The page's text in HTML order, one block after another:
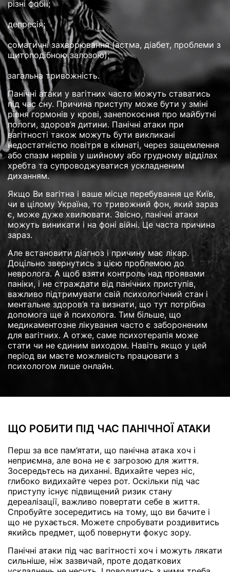
різні фобії;
депресія;
соматичні захворювання (астма, діабет, проблеми з
щитоподібною залозою);
загальна тривожність.
Панічні атаки у вагітних часто можуть ставатись
під час сну. Причина приступу може бути у зміні
рівня гормонів у крові, занепокоєння про майбутні
пологи, здоров’я дитини. Панічні атаки при
вагітності також можуть бути викликані
недостатністю повітря в кімнаті, через защемлення
або спазм нервів у шийному або грудному відділах
хребта та супроводжуватися ускладненим
диханням.
Якщо Ви вагітна і ваше місце перебування це Київ,
чи в цілому Україна, то тривожний фон, який зараз
є, може дуже хвилювати. Звісно, панічні атаки
можуть виникати і на фоні війні. Це часта причина
зараз.
Але встановити діагноз і причину має лікар.
Доцільно звернутись з цією проблемою до
невролога. А щоб взяти контроль над проявами
паніки, і не страждати від панічних приступів,
важливо підтримувати свій психологічний стан і
ментальне здоров’я та визнати, що тут потрібна
допомога ще й психолога. Тим більше, що
медикаментозне лікування часто є забороненим
для вагітних. А отже, саме психотерапія може
стати чи не єдиним виходом. Навіть якщо у цей
період ви маєте можливість працювати з
психологом лише онлайн.
ЩО РОБИТИ ПІД ЧАС ПАНІЧНОЇ АТАКИ
Перш за все пам’ятати, що панічна атака хоч і
неприємна, але вона не є загрозою для життя.
Зосередьтесь на диханні. Вдихайте через ніс,
глибоко видихайте через рот. Оскільки під час
приступу існує підвищений ризик стану
дереалізації, важливо повертати себе в життя.
Спробуйте зосередитись на тому, що ви бачите і
що не рухається. Можете спробувати роздивитись
якийсь предмет, щоб повернути фокус зору.
Панічні атаки під час вагітності хоч і можуть лякати
сильніше, ніж зазвичай, проте додаткових